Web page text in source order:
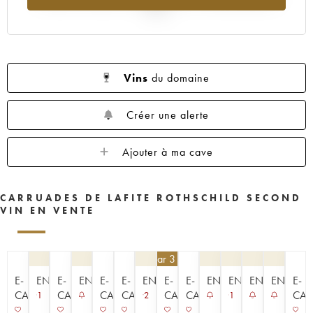
Vins du domaine
Créer une alerte
Ajouter à ma cave
CARRUADES DE LAFITE ROTHSCHILD SECOND
VIN EN VENTE
E-
CAVISTE
ENCHÈRE
1
E-
CAVISTE
ENCHÈRE
E-
CAVISTE
E-
CAVISTE
ENCHÈRE
2
par 3 | -10%
E-
CAVISTE
E-
CAVISTE
ENCHÈREENCHÈRE
1
ENCHÈREE-